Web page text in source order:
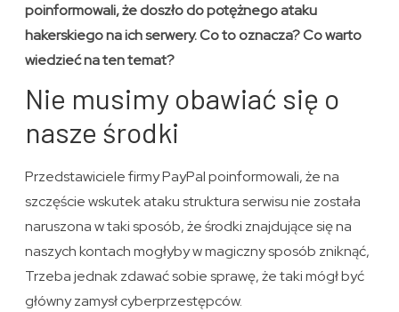
poinformowali, że doszło do potężnego ataku
hakerskiego na ich serwery. Co to oznacza? Co warto
wiedzieć na ten temat?
Nie musimy obawiać się o
nasze środki
Przedstawiciele firmy PayPal poinformowali, że na
szczęście wskutek ataku struktura serwisu nie została
naruszona w taki sposób, że środki znajdujące się na
naszych kontach mogłyby w magiczny sposób zniknąć,
Trzeba jednak zdawać sobie sprawę, że taki mógł być
główny zamysł cyberprzestępców.